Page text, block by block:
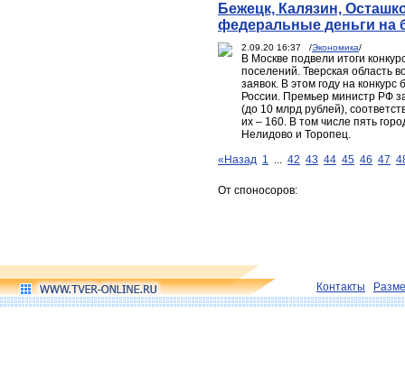
Бежецк, Калязин,
федеральные деньги на
2.09.20 16:37 /Экономика/
В Москве подвели итоги
поселений. Тверская область
заявок. В этом году на
России. Премьер министр РФ
(до 10 млрд рублей),
их – 160. В том числе пять
Нелидово и Торопец.
«Назад 1 ... 42 43 44 45 46 47
От споносоров:
Контакты